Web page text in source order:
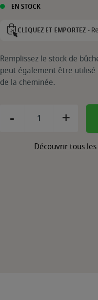
EN STOCK
CLIQUEZ ET EMPORTEZ -
Remplissez le stock de
peut également être
de la cheminée.
- +
Découvrir tous